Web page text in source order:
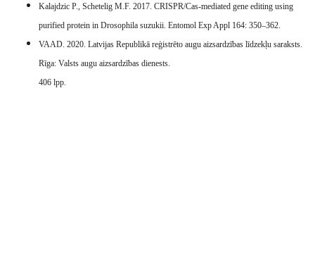
Kalajdzic P., Schetelig M.F. 2017. CRISPR/Cas-mediated gene editing using
purified protein in Drosophila suzukii. Entomol Exp Appl 164: 350–362.
VAAD. 2020. Latvijas Republikā reģistrēto augu aizsardzības līdzekļu saraksts.
Rīga: Valsts augu aizsardzības dienests.
406 lpp.